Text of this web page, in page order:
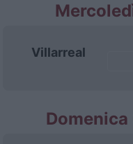
Villarreal